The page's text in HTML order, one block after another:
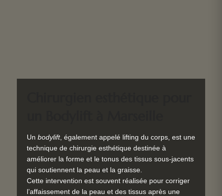
Un bodylift, également appelé lifting du corps, est une
technique de chirurgie esthétique destinée à
améliorer la forme et le tonus des tissus sous-jacents
qui soutiennent la peau et la graisse.
Cette intervention est souvent réalisée pour corriger
l’affaissement de la peau et des tissus après une